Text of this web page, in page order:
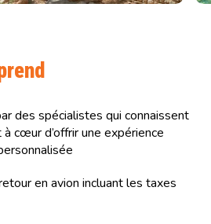
des spécialistes qui connaissent
cœur d’offrir une expérience
en avion incluant les taxes